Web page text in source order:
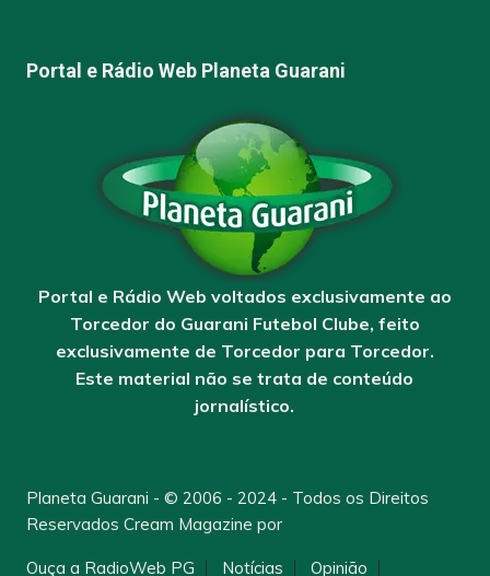
Portal e Rádio Web Planeta Guarani
Portal e Rádio Web voltados exclusivamente ao
Torcedor do Guarani Futebol Clube, feito
exclusivamente de Torcedor para Torcedor.
Este material não se trata de conteúdo
jornalístico.
Planeta Guarani - © 2006 - 2024 - Todos os Direitos
Reservados Cream Magazine por
Ouça a RadioWeb PG Notícias Opinião